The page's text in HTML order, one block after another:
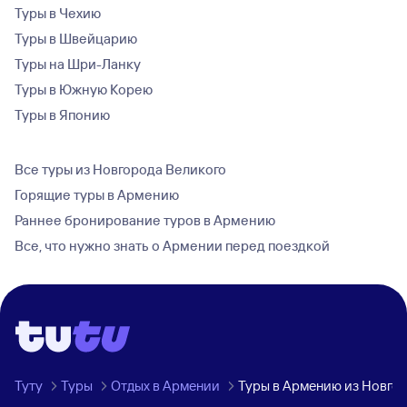
Туры в Чехию
Туры в Швейцарию
Туры на Шри-Ланку
Туры в Южную Корею
Туры в Японию
Все туры из Новгорода Великого
Горящие туры в Армению
Раннее бронирование туров в Армению
Все, что нужно знать о Армении перед поездкой
Туту Туры Отдых в Армении Туры в Армению из